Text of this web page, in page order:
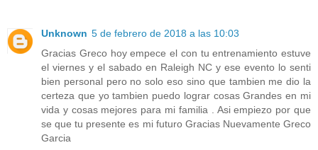
Unknown 5 de febrero de 2018 a las 10:03
Gracias Greco hoy empece el con tu entrenamiento estuve
el viernes y el sabado en Raleigh NC y ese evento lo senti
bien personal pero no solo eso sino que tambien me dio la
certeza que yo tambien puedo lograr cosas Grandes en mi
vida y cosas mejores para mi familia . Asi empiezo por que
se que tu presente es mi futuro Gracias Nuevamente Greco
Garcia